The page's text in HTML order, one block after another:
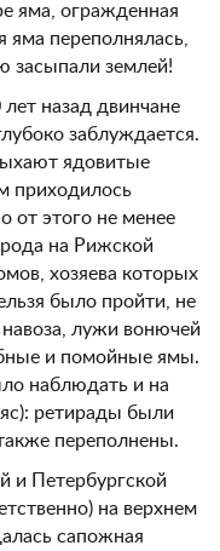
яма, огражденная
яма переполнялась,
засыпали землей!
назад двинчане
заблуждается.
ядовитые
приходилось
от этого не менее
на Рижской
хозяева которых
было пройти, не
навоза, лужи вонючей
и помойные ямы.
наблюдать и на
ретирады были
переполнены.
и Петербургской
на верхнем
сапожная